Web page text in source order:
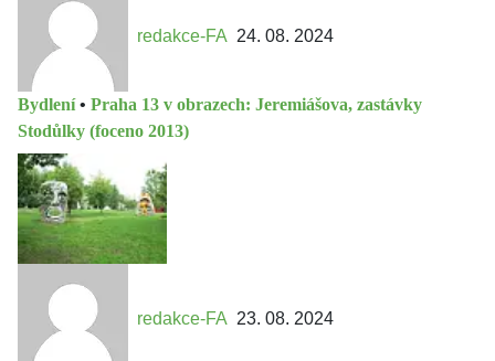
redakce-FA 24. 08. 2024
Bydlení • Praha 13 v obrazech: Jeremiášova, zastávky
Stodůlky (foceno 2013)
redakce-FA 23. 08. 2024